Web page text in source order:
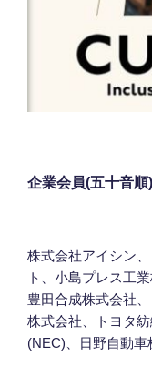
企業会員(五十音順)
株式会社アイシン
ト、小島プレス工
豊田合成株式会社
株式会社、トヨタ
(NEC)、日野自動